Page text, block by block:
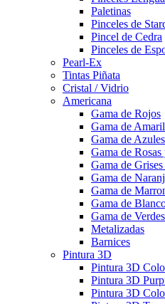
Paletinas
Pinceles de
Pincel de Cedra
Pinceles de
Pearl-Ex
Tintas Piñata
Cristal / Vidrio
Americana
Gama de Rojos
Gama de
Gama de Azules
Gama de
Gama de
Gama de
Gama de
Gama de
Gama de Verdes
Metalizadas
Barnices
Pintura 3D
Pintura 3D
Pintura 3D
Pintura 3D